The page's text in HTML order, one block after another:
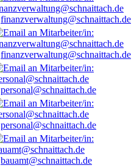
finanzverwaltung@schnaittach.de
finanzverwaltung@schnaittach.de
personal@schnaittach.de
personal@schnaittach.de
bauamt@schnaittach.de